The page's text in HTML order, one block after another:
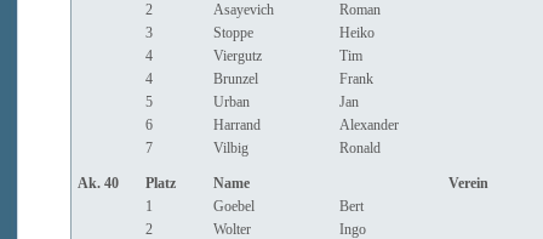
2
Asayevich
Roman
3
Stoppe
Heiko
4
Viergutz
Tim
4
Brunzel
Frank
5
Urban
Jan
6
Harrand
Alexander
7
Vilbig Ronald
Ak. 40 Platz Name
Verein
1
Goebel
Bert
2
Wolter
Ingo